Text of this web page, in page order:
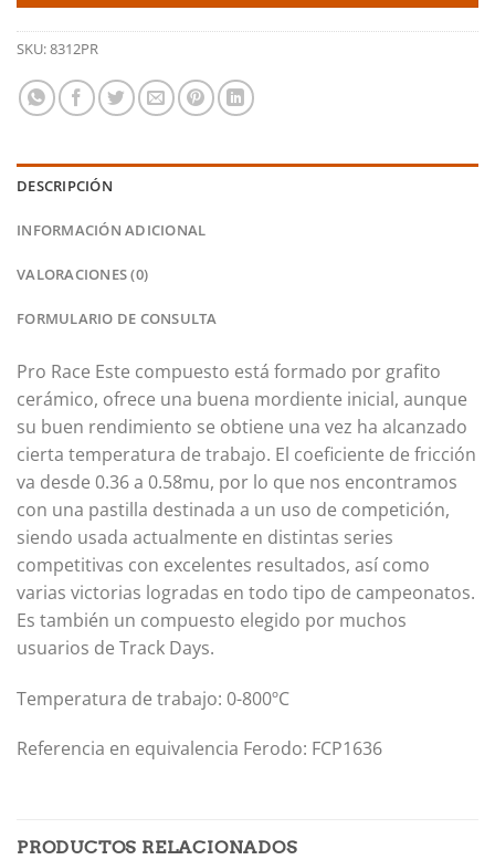
SKU:8312PR
DESCRIPCIÓN
INFORMACIÓN ADICIONAL
VALORACIONES (0)
FORMULARIO DE CONSULTA
Pro Race Este compuesto está formado por grafito
cerámico, ofrece una buena mordiente inicial, aunque
su buen rendimiento se obtiene una vez ha alcanzado
cierta temperatura de trabajo. El coeficiente de fricción
va desde 0.36 a 0.58mu, por lo que nos encontramos
con una pastilla destinada a un uso de competición,
siendo usada actualmente en distintas series
competitivas con excelentes resultados, así como
varias victorias logradas en todo tipo de campeonatos.
Es también un compuesto elegido por muchos
usuarios de Track Days.
Temperatura de trabajo: 0-800ºC
Referencia en equivalencia Ferodo: FCP1636
PRODUCTOS RELACIONADOS